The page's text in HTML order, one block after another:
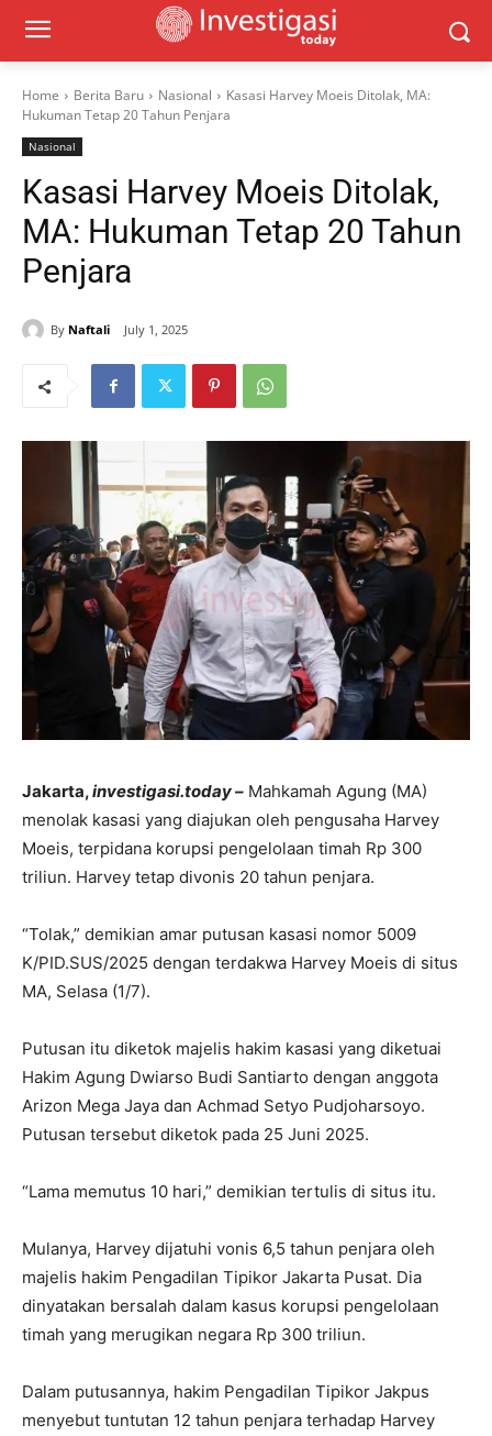
Home Berita Baru Nasional
Kasasi Harvey Moeis Ditolak, MA:
Hukuman Tetap 20 Tahun Penjara
Nasional
Kasasi Harvey Moeis Ditolak,
MA: Hukuman Tetap 20 Tahun
Penjara
By Naftali July 1, 2025
Jakarta,investigasi.today – Mahkamah Agung (MA)
menolak kasasi yang diajukan oleh pengusaha Harvey
Moeis, terpidana korupsi pengelolaan timah Rp 300
triliun. Harvey tetap divonis 20 tahun penjara.
“Tolak,” demikian amar putusan kasasi nomor 5009
K/PID.SUS/2025 dengan terdakwa Harvey Moeis di situs
MA, Selasa (1/7).
Putusan itu diketok majelis hakim kasasi yang diketuai
Hakim Agung Dwiarso Budi Santiarto dengan anggota
Arizon Mega Jaya dan Achmad Setyo Pudjoharsoyo.
Putusan tersebut diketok pada 25 Juni 2025.
“Lama memutus 10 hari,” demikian tertulis di situs itu.
Mulanya, Harvey dijatuhi vonis 6,5 tahun penjara oleh
majelis hakim Pengadilan Tipikor Jakarta Pusat. Dia
dinyatakan bersalah dalam kasus korupsi pengelolaan
timah yang merugikan negara Rp 300 triliun.
Dalam putusannya, hakim Pengadilan Tipikor Jakpus
menyebut tuntutan 12 tahun penjara terhadap Harvey